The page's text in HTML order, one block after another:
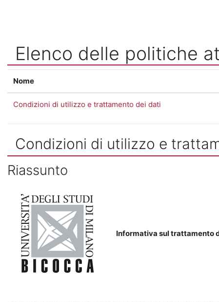
Elenco delle politiche
Nome
Condizioni di utilizzo e trattamento dei dati
Condizioni di utilizzo e
Riassunto
Informativa sul trattamento